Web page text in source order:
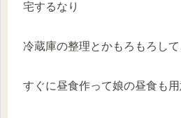
宅するなり
冷蔵庫の整理とかもろもろして
すぐに昼食作って娘の昼食も用